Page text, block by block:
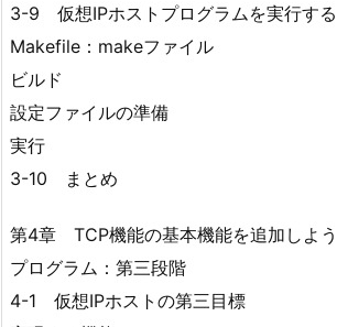
3-9 仮想IPホストプログラムを実行する
Makefile：makeファイル
ビルド
設定ファイルの準備
実行
3-10 まとめ
第4章 TCP機能の基本機能を追加しよ
プログラム：第三段階
4-1 仮想IPホストの第三目標